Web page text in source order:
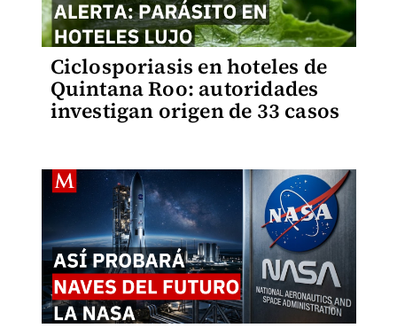
Ciclosporiasis en hoteles de
Quintana Roo: autoridades
investigan origen de 33 casos